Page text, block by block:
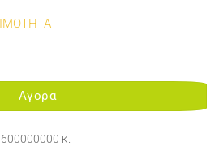
550XL/CLI551/551XL WITH USB
Αγορα
κ.